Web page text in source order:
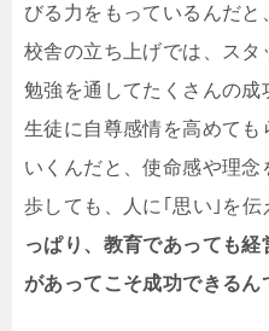
びる力をもっているんだ
校舎の立ち上げでは、ス
勉強を通してたくさんの成
生徒に自尊感情を高めても
いくんだと、使命感や理
歩しても、人に｢思い｣を伝
っぱり、教育であっても
があってこそ成功できるん